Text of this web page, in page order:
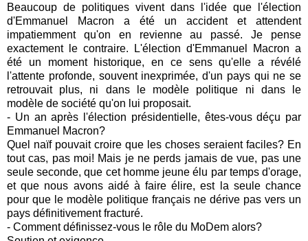
Beaucoup de politiques vivent dans l'idée que l'élection
d'Emmanuel Macron a été un accident et attendent
impatiemment qu'on en revienne au passé. Je pense
exactement le contraire. L'élection d'Emmanuel Macron a
été un moment historique, en ce sens qu'elle a révélé
l'attente profonde, souvent inexprimée, d'un pays qui ne se
retrouvait plus, ni dans le modèle politique ni dans le
modèle de société qu'on lui proposait.
- Un an après l'élection présidentielle, êtes-vous déçu par
Emmanuel Macron?
Quel naïf pouvait croire que les choses seraient faciles? En
tout cas, pas moi! Mais je ne perds jamais de vue, pas une
seule seconde, que cet homme jeune élu par temps d'orage,
et que nous avons aidé à faire élire, est la seule chance
pour que le modèle politique français ne dérive pas vers un
pays définitivement fracturé.
- Comment définissez-vous le rôle du MoDem alors?